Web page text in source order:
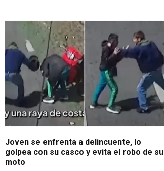
Robo frustrado
Joven se enfrenta a delincuente, lo
golpea con su casco y evita el robo de su
moto